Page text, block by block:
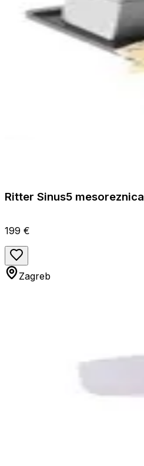
Ritter Sinus5 mesoreznica
199 €
Zagreb